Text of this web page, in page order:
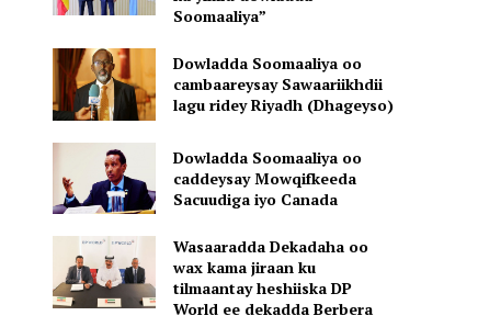
Soomaaliya”
Dowladda Soomaaliya oo
cambaareysay Sawaariikhdii
lagu ridey Riyadh (Dhageyso)
Dowladda Soomaaliya oo
caddeysay Mowqifkeeda
Sacuudiga iyo Canada
Wasaaradda Dekadaha oo
wax kama jiraan ku
tilmaantay heshiiska DP
World ee dekadda Berbera